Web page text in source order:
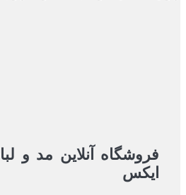
فروشگاه آنلاین مد و
ایکس